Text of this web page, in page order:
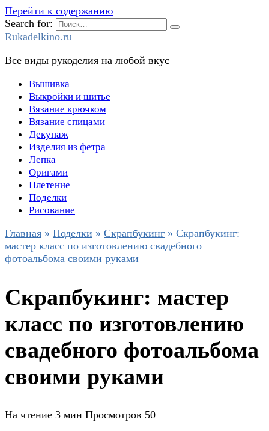
Перейти к содержанию
Search for:
Rukadelkino.ru
Все виды рукоделия на любой вкус
Вышивка
Выкройки и шитье
Вязание крючком
Вязание спицами
Декупаж
Изделия из фетра
Лепка
Оригами
Плетение
Поделки
Рисование
Главная » Поделки » Скрапбукинг » Скрапбукинг:
мастер класс по изготовлению свадебного
фотоальбома своими руками
Скрапбукинг: мастер
класс по изготовлению
свадебного фотоальбома
своими руками
На чтение 3 мин Просмотров 50